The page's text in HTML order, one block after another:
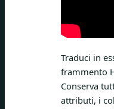
Traduci in
frammento
Conserva
attributi, i